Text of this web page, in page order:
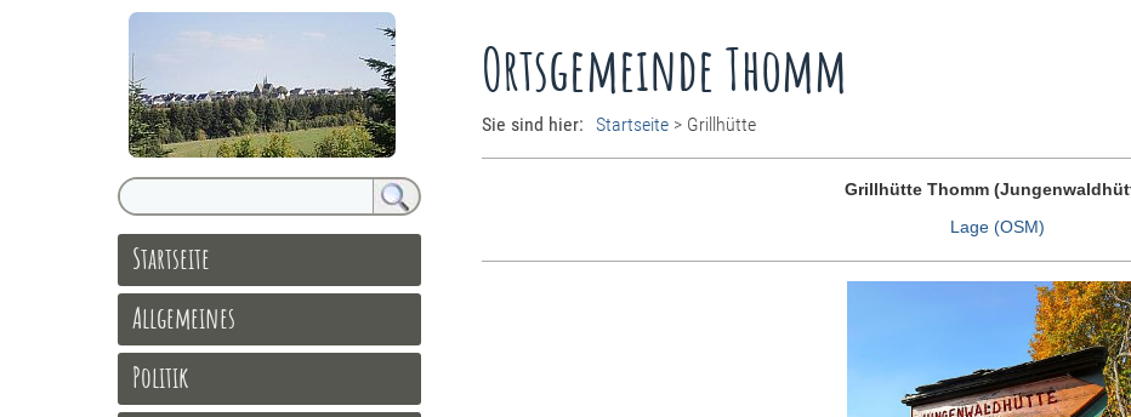
Ortsgemeinde Thomm
Sie sind hier: Startseite > Grillhütte
Grillhütte Thomm
Lage (OSM)
Startseite
Allgemeines
Politik